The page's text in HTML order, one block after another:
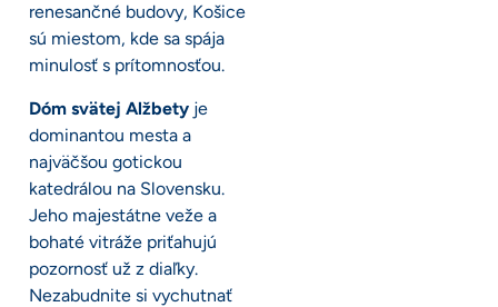
renesančné budovy, Košice
sú miestom, kde sa spája
minulosť s prítomnosťou.
Dóm svätej Alžbety je
dominantou mesta a
najväčšou gotickou
katedrálou na Slovensku.
Jeho majestátne veže a
bohaté vitráže priťahujú
pozornosť už z diaľky.
Nezabudnite si vychutnať